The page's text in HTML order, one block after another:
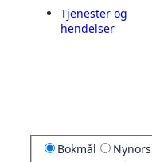
Tjenester og
hendelser
Bokmål